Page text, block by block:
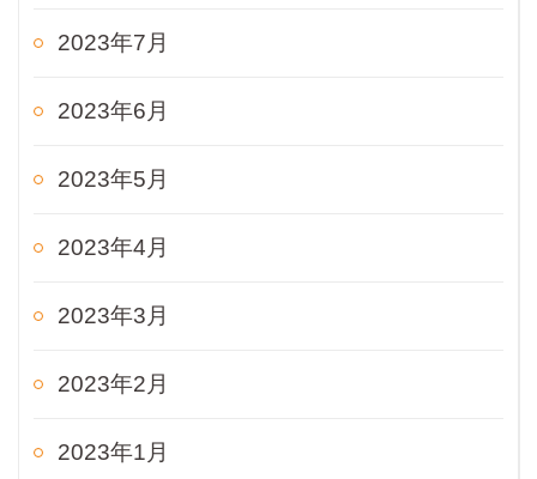
2023年7月
2023年6月
2023年5月
2023年4月
2023年3月
2023年2月
2023年1月